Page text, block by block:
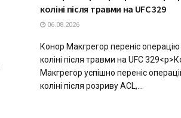
коліні після травми на UFC 329
06.08.2026
Конор Макгрегор переніс
коліні після травми на UFC
Макгрегор успішно переніс
коліні після розриву ACL,...